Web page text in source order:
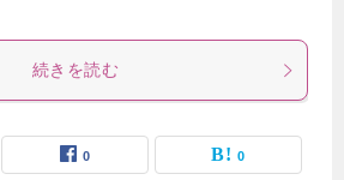
続きを読む
0 0